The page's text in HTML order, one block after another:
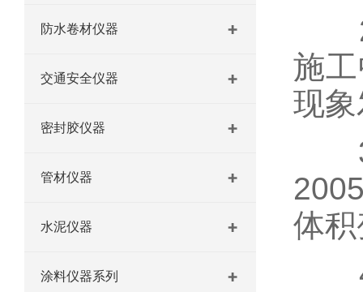
防水卷材仪器
交通安全仪器
密封胶仪器
管材仪器
水泥仪器
涂料仪器系列
2.
施
现
3.
体
4.